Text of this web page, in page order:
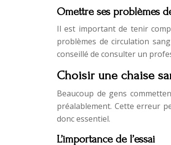
Omettre ses problèmes
Il est important de tenir
problèmes de circulation
conseillé de consulter un
Choisir une chaise
Beaucoup de gens
préalablement. Cette erreur
donc essentiel.
L’importance de l’essai